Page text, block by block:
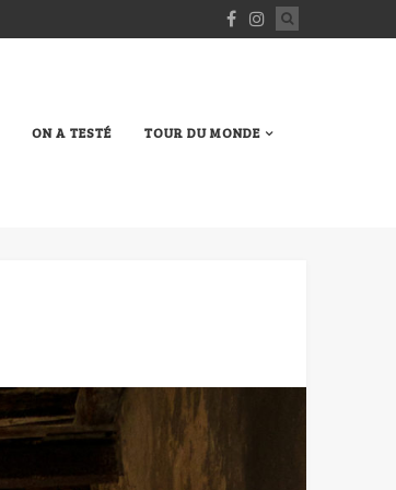
ON A TESTÉ TOUR DU MONDE